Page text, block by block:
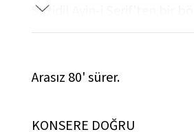
Suzidil Ayin-i Şerif'ten bir
Suzidil Saz Eseri
Neveser Nefes: “Hep ikilik
Arasız 80' sürer.
KONSERE DOĞRU